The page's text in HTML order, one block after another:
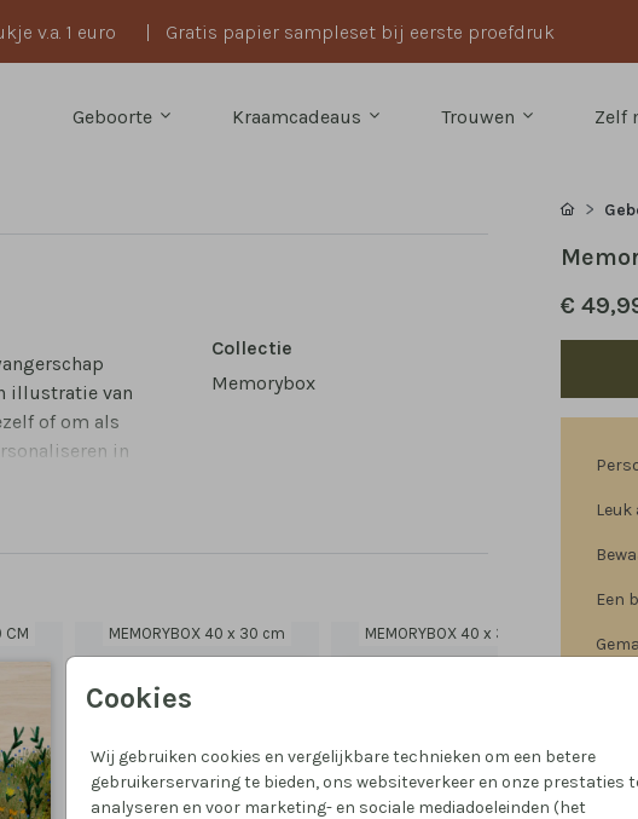
v.a. 1 euro | Gratis papier sampleset bij eerste proefdruk
Geboorte Kraamcadeaus Trouwen Zelf
Cookies
Wij gebruiken cookies en vergelijkbare technieken om een betere
gebruikerservaring te bieden, ons websiteverkeer en onze prestaties
analyseren en voor marketing- en sociale mediadoeleinden (het
illustratie van
of om als
in
Collectie
Memorybox
CM MEMORYBOX 40 x 30 cm MEMORYBOX 40 x 30 cm
€
Een
Prijzen